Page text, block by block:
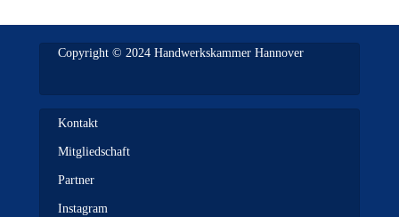
Copyright © 2024 Handwerkskammer Hannover
Kontakt
Mitgliedschaft
Partner
Instagram